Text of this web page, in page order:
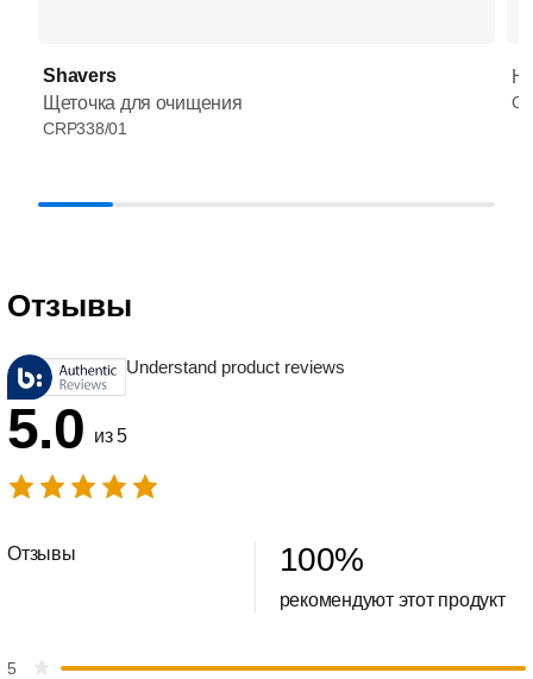
Shavers
Щеточка для очищения
CRP338/01
Отзывы
Understand product reviews
5.0 из 5
Отзывы 100%
рекомендуют этот продукт
5